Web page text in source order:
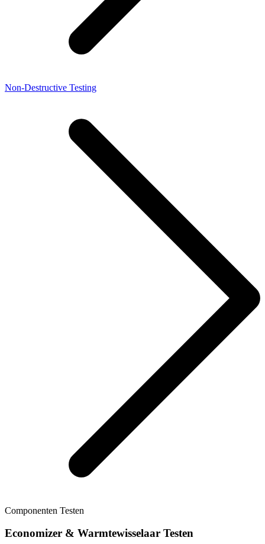
Non-Destructive Testing
Componenten Testen
Economizer & Warmtewisselaar Testen